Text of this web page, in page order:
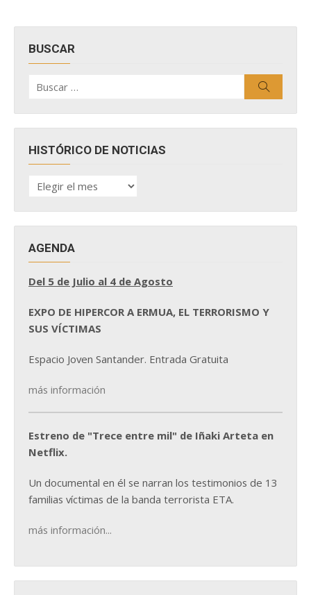
BUSCAR
por:
HISTÓRICO DE NOTICIAS
HISTÓRICO
DE
AGENDA
Del 5 de Julio al 4 de Agosto
EXPO DE HIPERCOR A ERMUA, EL TERRORISMO Y
SUS VÍCTIMAS
Espacio Joven Santander. Entrada Gratuita
más información
Estreno de "Trece entre mil" de Iñaki Arteta en
Netflix.
Un documental en él se narran los testimonios de 13
familias víctimas de la banda terrorista ETA.
más información...